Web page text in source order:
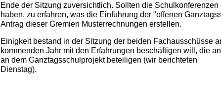
Ende der Sitzung zuversichtlich. Sollten die
haben, zu erfahren, was die Einführung der "offenen
Antrag dieser Gremien Musterrechnungen erstellen.
Einigkeit bestand in der Sitzung der beiden Fachausschüsse
kommenden Jahr mit den Erfahrungen beschäftigen will, die
an dem Ganztagsschulprojekt beteiligen (wir berichteten
Dienstag).